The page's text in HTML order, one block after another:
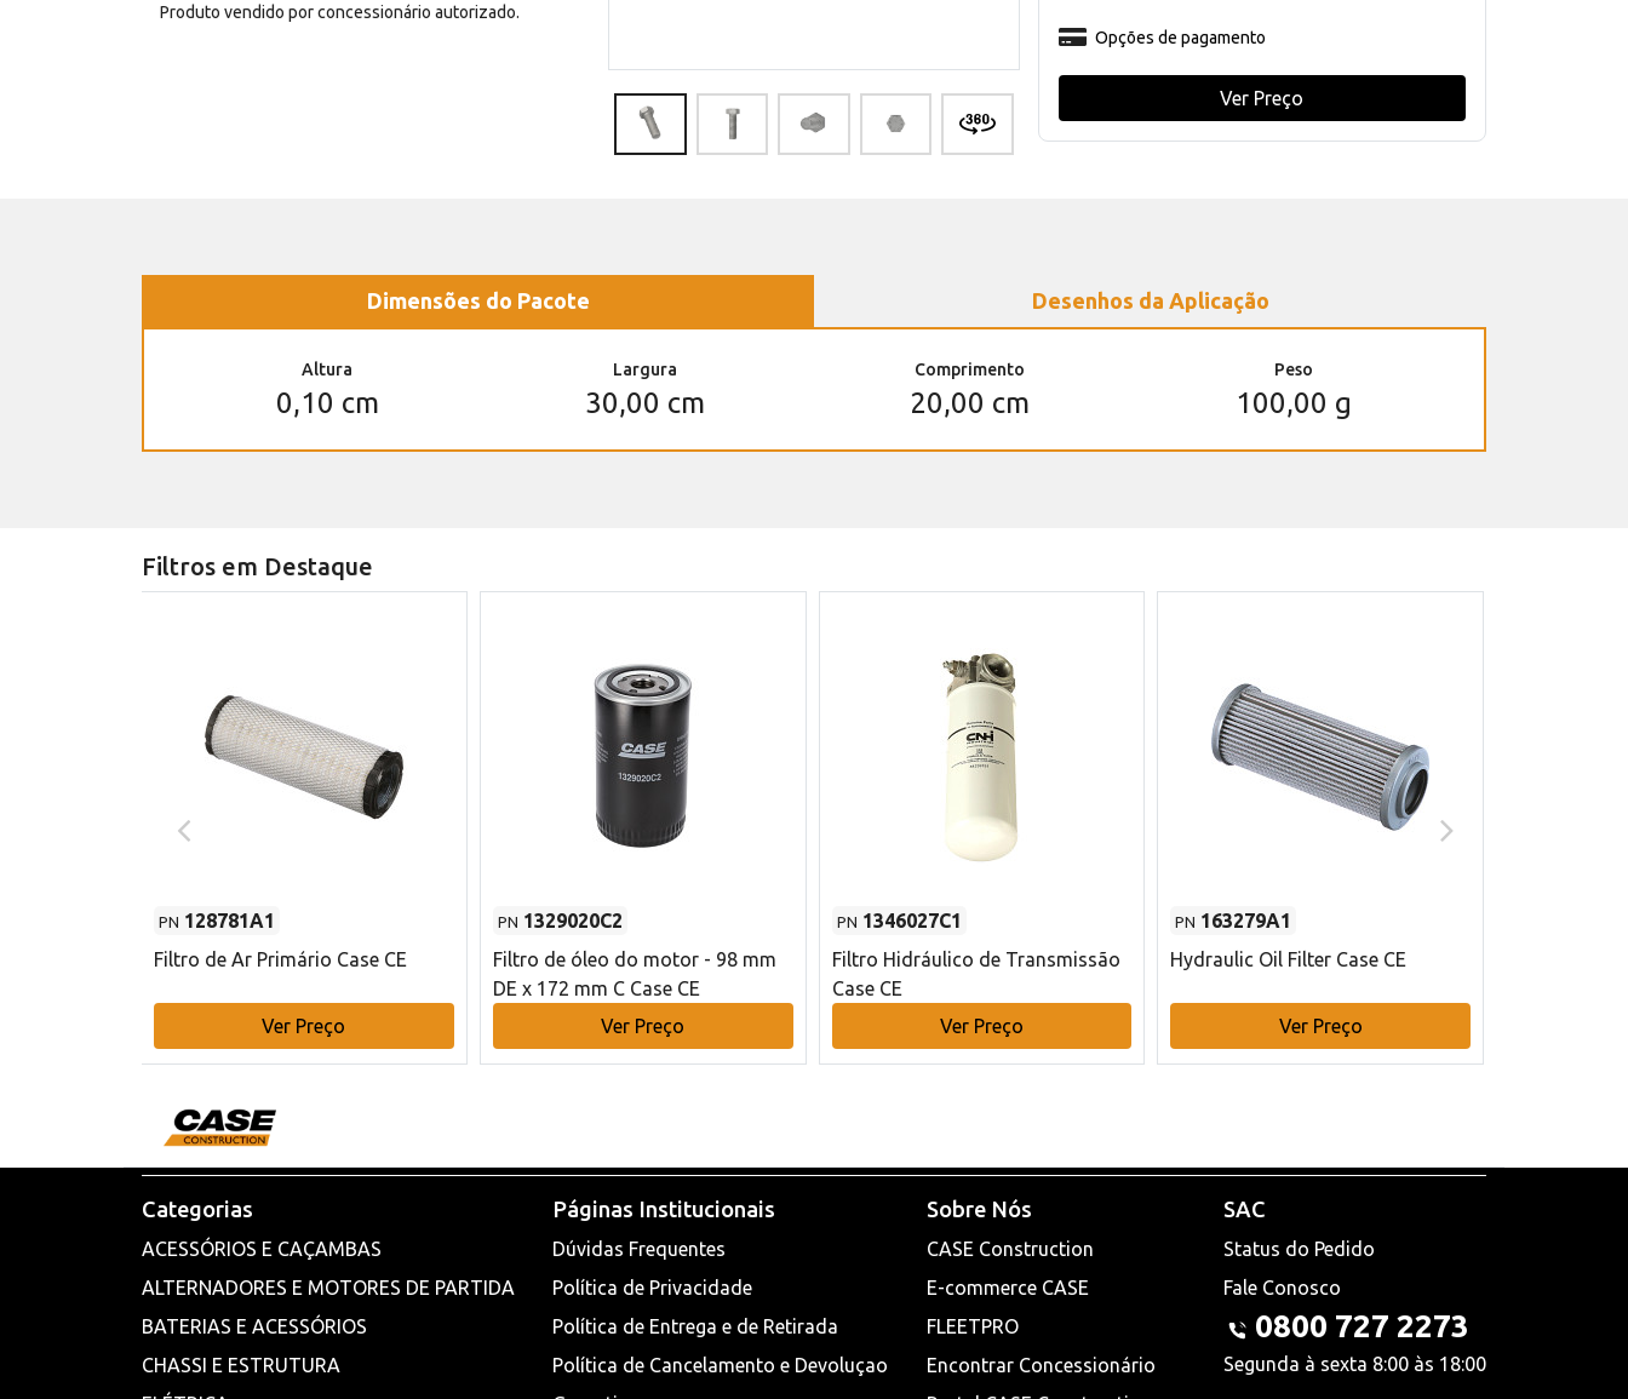
Produto vendido por concessionário autorizado.
Opções de pagamento
Ver Preço
Dimensões do Pacote Desenhos da Aplicação
Altura
0,10 cm
Largura
30,00 cm
Comprimento
20,00 cm
Peso
100,00 g
Filtros em Destaque
PN 128781A1
Filtro de Ar Primário Case CE
Ver Preço
PN 1329020C2
Filtro de óleo do motor - 98 mm
DE x 172 mm C Case CE
Ver Preço
PN 1346027C1
Filtro Hidráulico de Transmissão
Case CE
Ver Preço
PN 163279A1
Hydraulic Oil Filter Case CE
Ver Preço
Categorias
ACESSÓRIOS E CAÇAMBAS
ALTERNADORES E MOTORES DE PARTIDA
BATERIAS E ACESSÓRIOS
CHASSI E ESTRUTURA
Páginas Institucionais
Dúvidas Frequentes
Política de Privacidade
Política de Entrega e de Retirada
Política de Cancelamento e Devoluçao
Sobre Nós
CASE Construction
E-commerce CASE
FLEETPRO
Encontrar Concessionário
SAC
Status do Pedido
Fale Conosco
0800 727 2273
Segunda à sexta 8:00 às 18:00